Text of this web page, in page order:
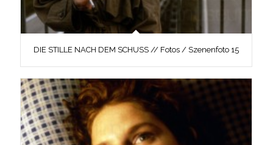
DIE STILLE NACH DEM SCHUSS // Fotos / Szenenfoto 15